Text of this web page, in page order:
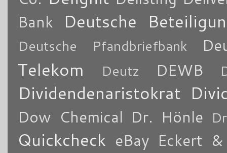
Bank
Deutsche
Deutsche Pfandbriefbank
Telekom Deutz DEWB
Dividendenaristokrat
Dow Chemical Dr. Hönle
Quickcheck eBay Eckert